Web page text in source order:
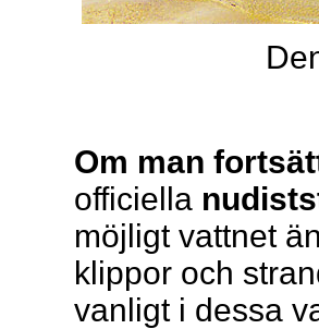
Om man
officiella
möjligt vattnet
klippor och
vanligt i dessa